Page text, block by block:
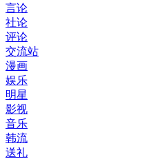
言论
社论
评论
交流站
漫画
娱乐
明星
影视
音乐
韩流
送礼